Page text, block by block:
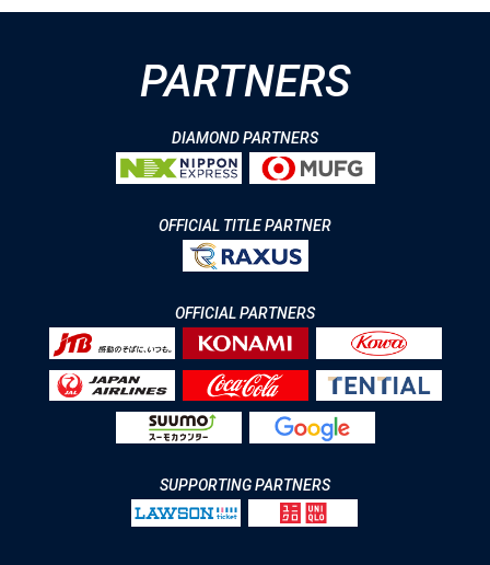
PARTNERS
DIAMOND PARTNERS
OFFICIAL TITLE PARTNER
OFFICIAL PARTNERS
SUPPORTING PARTNERS